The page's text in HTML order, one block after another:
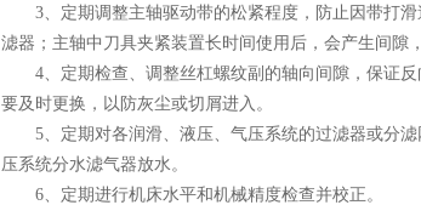
3、定期调整主轴驱动带的松紧程度，防止因带打滑
滤器；主轴中刀具夹紧装置长时间使用后，会产生间隙
4、定期检查、调整丝杠螺纹副的轴向间隙，保证反
要及时更换，以防灰尘或切屑进入。
5、定期对各润滑、液压、气压系统的过滤器或分滤
压系统分水滤气器放水。
6、定期进行机床水平和机械精度检查并校正。